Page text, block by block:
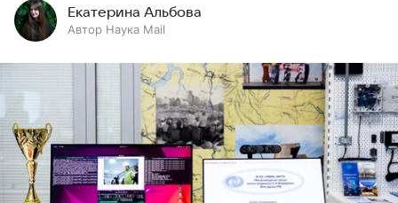
Екатерина Альбова
Автор Наука Mail